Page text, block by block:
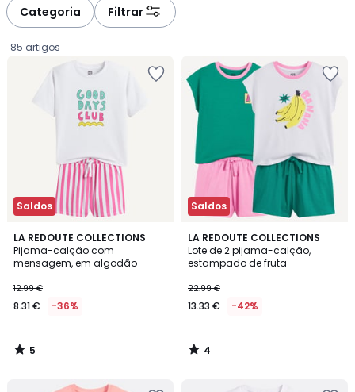
Categoria Filtrar
85 artigos
Saldos
LA REDOUTE COLLECTIONS
Pijama-calção com
mensagem, em algodão
€
em
de
12.99
12.99 €
8.31 € -36%
5
/
5
5
/
Saldos
LA REDOUTE COLLECTIONS
Lote de 2 pijama-calção,
estampado de fruta
22.99 €
13.33 € -42%
4
/
5
4
/